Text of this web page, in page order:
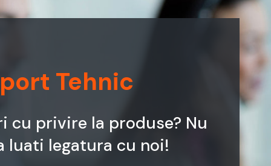
Tehnic
cu privire la produse? Nu
luati legatura cu noi!